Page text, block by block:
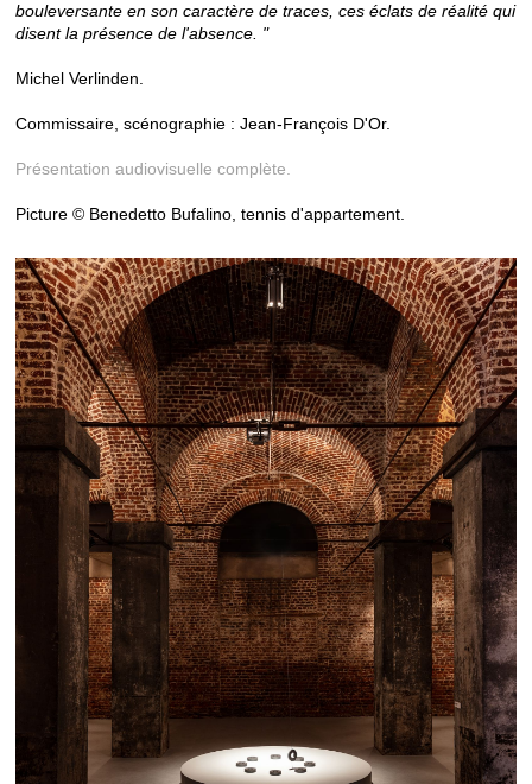
bouleversante en son caractère de traces, ces éclats de réalité qui
disent la présence de l'absence. "
Michel Verlinden.
Commissaire, scénographie : Jean-François D'Or.
Présentation audiovisuelle complète.
Picture © Benedetto Bufalino, tennis d'appartement.